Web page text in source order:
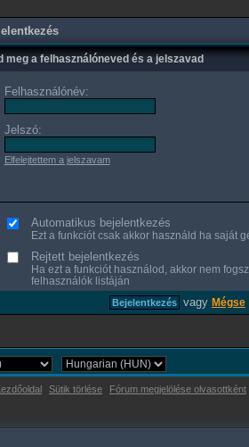
meg a felhasználóneved és a jelszavad
Felhasználónév:
Jelszó:
Elfelejtettem a jelszavam
Automatikus bejelentkezés
Ezt a funkciót csak akkor használd ha saját
Rejtett bejelentkezés
Ha ezt a funkciót használod, akkor nem
felhasználók listáján
vagy Mégse
Sütik törlése Fórum megjelölése olvasottként